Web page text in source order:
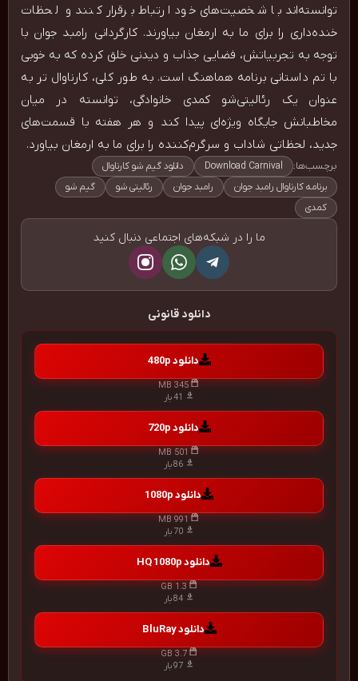
توانسته‌اند با شخصیت‌های خود ارتباط برقرار کنند و لحظات
خنده‌داری را برای ما به ارمغان بیاورند. کارگردانی رامبد جوان با
توجه به تجربیاتش، فضایی جذاب و دیدنی خلق کرده که به خوبی
با تم داستانی برنامه هماهنگ است. به طور کلی، کارناوال تر به
عنوان یک رئالیتی‌شو کمدی خانوادگی، توانسته در میان
مخاطبانش جایگاه ویژه‌ای پیدا کند و هر هفته با قسمت‌های
جدید، لحظاتی شاداب و سرگرم‌کننده را برای ما به ارمغان بیاورد.
برچسب‌ها: Download Carnival
دانلود گیم شو کارناوال
برنامه کارناوال رامبد جوان
رامبد جوان رئالیتی شو
گیم شو
کمدی
ما را در شبکه‌های اجتماعی دنبال کنید
دانلود قانونی
دانلود 480p
345 MB
دانلود 720p
501 MB
دانلود 1080p
991 MB
دانلود HQ 1080p
1.3 GB
دانلود BluRay
3.7 GB